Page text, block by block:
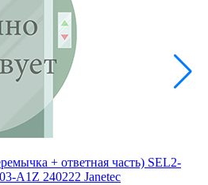
+ ответная часть) SEL2-
A1Z 240222 Janetec